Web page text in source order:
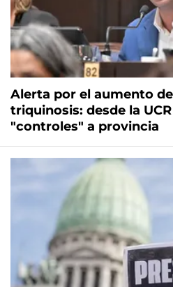
Alerta por el aumento
triquinosis: desde la
"controles" a provincia